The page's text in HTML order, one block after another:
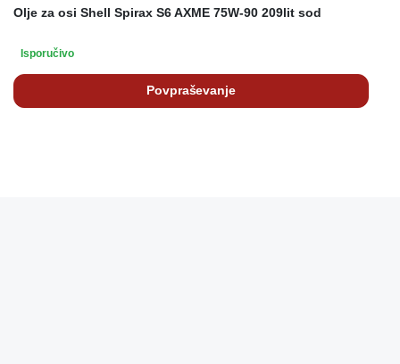
Olje za osi Shell Spirax S6 AXME 75W-90 209lit sod
Isporučivo
Povpraševanje